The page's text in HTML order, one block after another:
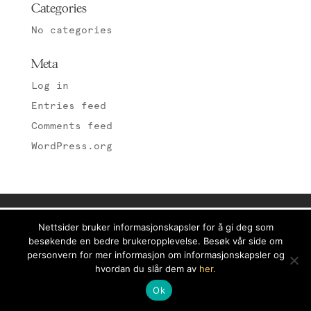
Categories
No categories
Meta
Log in
Entries feed
Comments feed
WordPress.org
Nettsider bruker informasjonskapsler for å gi deg som
besøkende en bedre brukeropplevelse. Besøk vår side om
personvern for mer informasjon om informasjonskapsler og
hvordan du slår dem av her.
Ok